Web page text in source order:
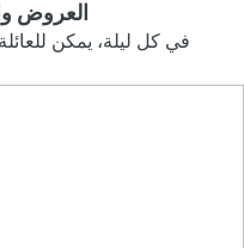
العروض
في كل ليلة، يمكن